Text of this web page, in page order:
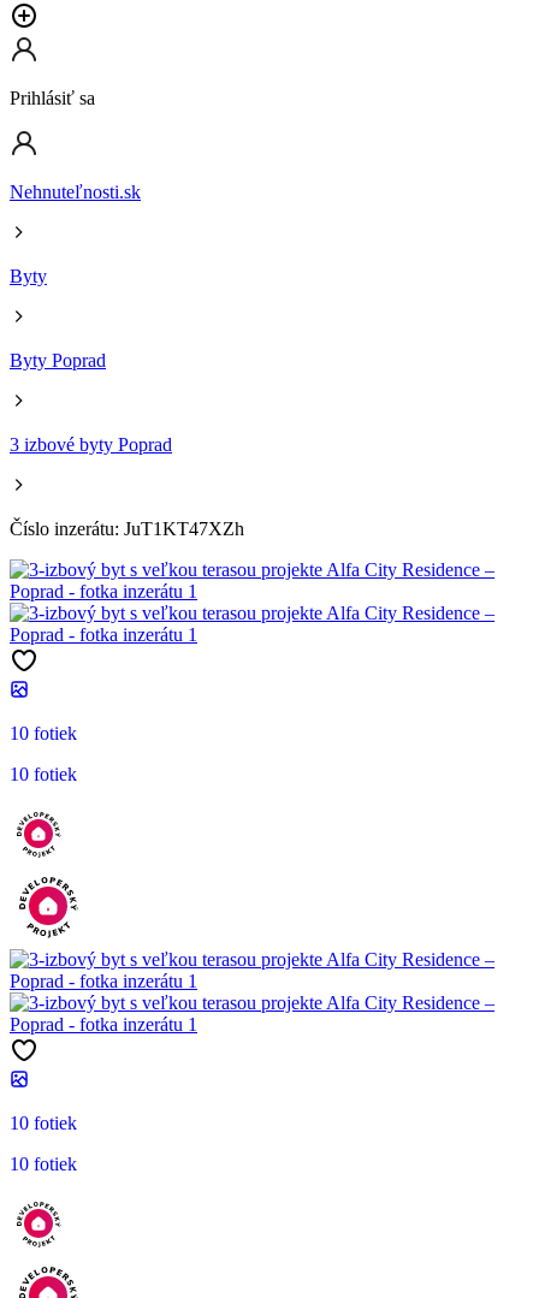
Prihlásiť sa
Nehnuteľnosti.sk
Byty
Byty Poprad
3 izbové byty Poprad
Číslo inzerátu: JuT1KT47XZh
10 fotiek
10 fotiek
10 fotiek
10 fotiek